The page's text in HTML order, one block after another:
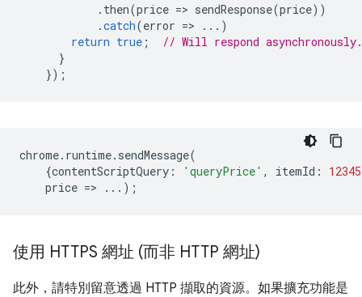
. then(price => sendResponse(price))
.catch(error =>
...)
return true ;
// Will respond asynchronously.
}
});
chrome. runtime. sendMessage(
{contentScriptQuery : 'queryPrice' , itemId : 12345
price => ...);
使用 HTTPS 網址 (而非 HTTP 網址)
此外，請特別留意透過 HTTP 擷取的資源。如果擴充功能是